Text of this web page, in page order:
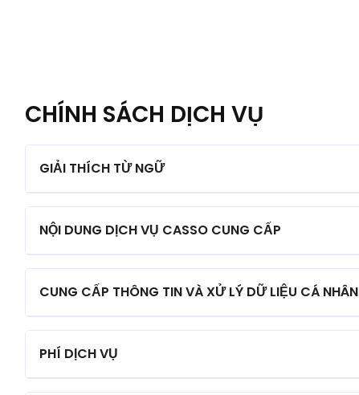
CHÍNH SÁCH DỊCH VỤ
GIẢI THÍCH TỪ NGỮ
NỘI DUNG DỊCH VỤ CASSO CUNG CẤP
CUNG CẤP THÔNG TIN VÀ XỬ LÝ DỮ LIỆU CÁ NHÂN
PHÍ DỊCH VỤ